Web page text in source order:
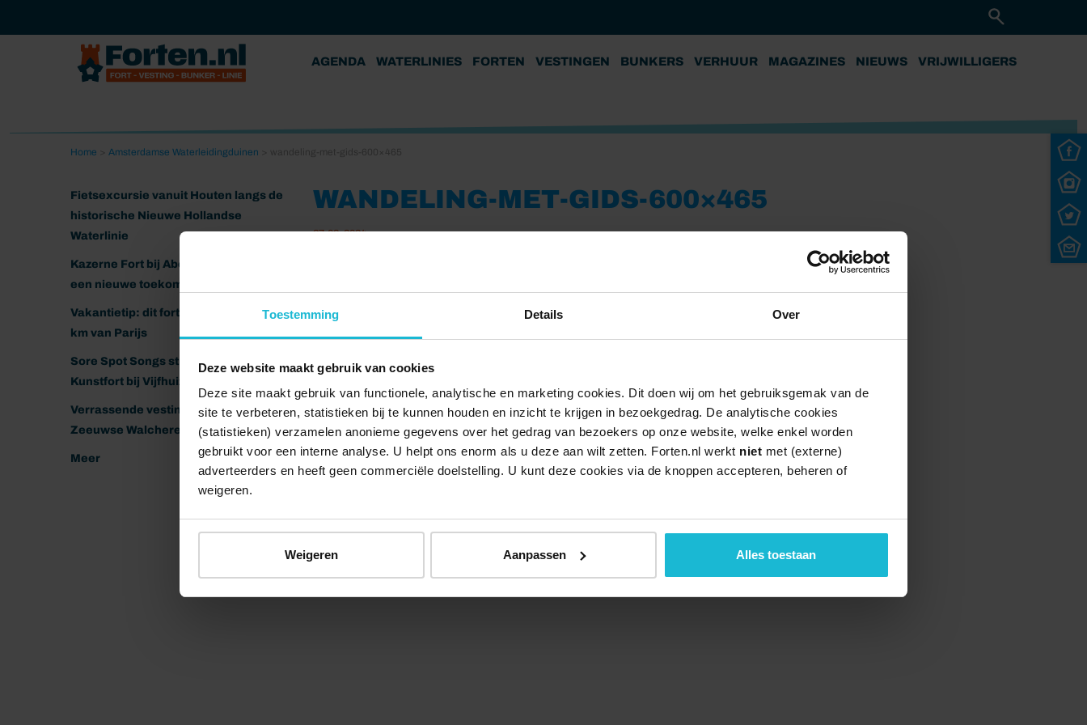
Toestemming Details Over
Deze website maakt gebruik van cookies
Deze site maakt gebruik van functionele, analytische en marketing cookies. Dit doen wij om het gebruiksgemak van de
site te verbeteren, statistieken bij te kunnen houden en inzicht te krijgen in bezoekgedrag. De analytische cookies
(statistieken) verzamelen anonieme gegevens over het gedrag van bezoekers op onze website, welke enkel worden
gebruikt voor een interne analyse. U helpt ons enorm als u deze aan wilt zetten. Forten.nl werkt niet met (externe)
adverteerders en heeft geen commerciële doelstelling. U kunt deze cookies via de knoppen accepteren, beheren of
weigeren.
Weigeren Aanpassen Alles toestaan
AGENDA WATERLINIES FORTEN VESTINGEN BUNKERS VERHUUR MAGAZINES NIEUWS VRIJWILLIGERS
Home Amsterdamse Waterleidingduinen
Fietsexcursie vanuit Houten langs de
historische Nieuwe Hollandse
Waterlinie
Kazerne Fort bij Abcoude klaar voor
een nieuwe toekomst
Vakantietip: dit fort ligt nog geen 20
km van Parijs
Sore Spot Songs strijkt neer op het
Kunstfort bij Vijfhuizen
Verrassende vestingen van het
Zeeuwse Walcheren
Meer
WANDELING-MET-GIDS-600×465
27-03-2024
© 2026 Stichting Forten Nederland Over ons Doneer nu Disclaimer Contact Forten.nl wordt ondersteund door de